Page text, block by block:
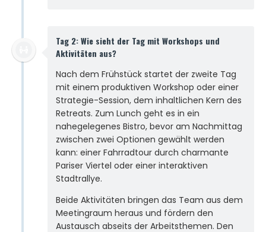
Tag 2: Wie sieht der Tag mit Workshops und
Aktivitäten aus?
Nach dem Frühstück startet der zweite Tag
mit einem produktiven Workshop oder einer
Strategie-Session, dem inhaltlichen Kern des
Retreats. Zum Lunch geht es in ein
nahegelegenes Bistro, bevor am Nachmittag
zwischen zwei Optionen gewählt werden
kann: einer Fahrradtour durch charmante
Pariser Viertel oder einer interaktiven
Stadtrallye.
Beide Aktivitäten bringen das Team aus dem
Meetingraum heraus und fördern den
Austausch abseits der Arbeitsthemen. Den